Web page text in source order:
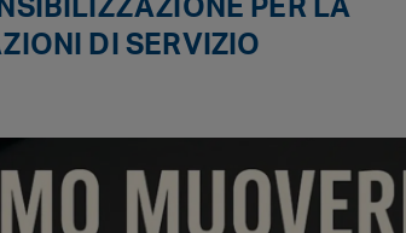
PER LA
DI SERVIZIO